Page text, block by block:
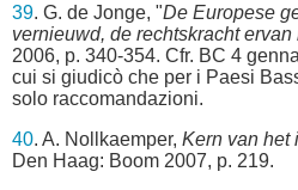
39. G. de Jonge, "De Europese
vernieuwd, de rechtskracht
2006, p. 340-354. Cfr. BC 4
cui si giudicò che per i Paesi
solo raccomandazioni.
40. A. Nollkaemper, Kern van het
Den Haag: Boom 2007, p. 219.